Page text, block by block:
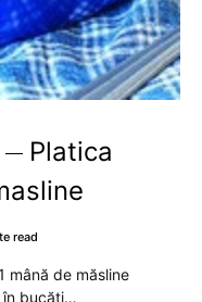
Platica
read
mână de măsline
în bucăţi…